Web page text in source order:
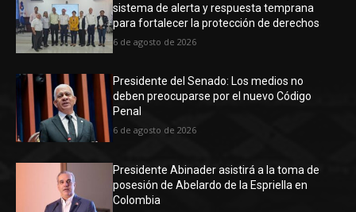
sistema de alerta y respuesta temprana
para fortalecer la protección de derechos
6 de agosto de 2026
Presidente del Senado: Los medios no
deben preocuparse por el nuevo Código
Penal
6 de agosto de 2026
Presidente Abinader asistirá a la toma de
posesión de Abelardo de la Espriella en
Colombia